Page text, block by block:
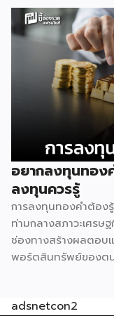
ไม่ใช่เรื่องบังเอิญ แล
เป็นผลลัพธ์ตามธรร
มีอยู่จำกัด ธุรกิจค้าป
สัญจร” เป็นหัวใจหลั
ออกทุกวัน หน้าปั๊มน้ำ
ทำเลลักษณะนี้ในแต่
CJ More ต่างก็มอง
สูงสุด จุดที่ตอบโจท
ผลคือทั้งสองแบรนด์
ธรรมชาติ ไม่ต่างจาก
ถนนสายหลัก 2. ทฤษ
ในทางเศรษฐศาสตร์ค้
agglomeration หรือก
เดียว ฟังดูขัดสามัญสำ
จริงกลับตรงกันข้าม เ
ด้วยกันจะกลายเป็น “
อยากลงทุนทอง
ลงทุนควรรู้
การลงทุนทองคำต้อง
ท่ามกลางสภาวะเศร
ช่องทางสร้างผลตอบ
พอร์ตสินทรัพย์ของตน
นั้น มีรายละเอียดสำคัญ
adsnetcon2